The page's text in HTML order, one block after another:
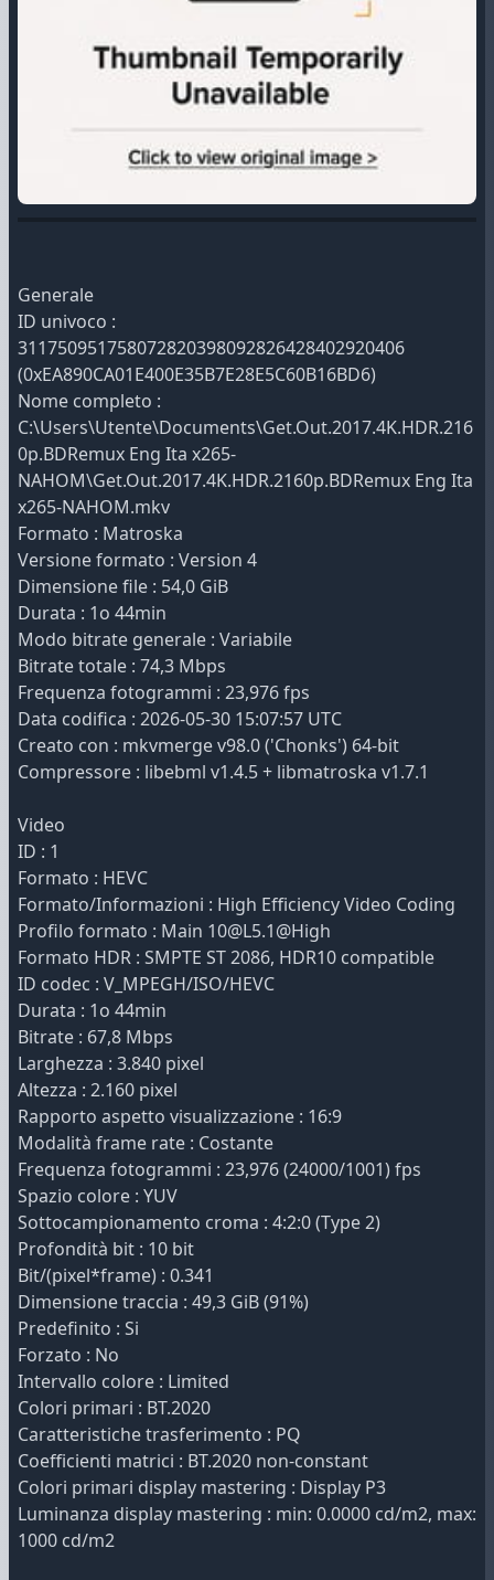
Generale
ID univoco :
311750951758072820398092826428402920406
(0xEA890CA01E400E35B7E28E5C60B16BD6)
Nome completo :
C:\Users\Utente\Documents\Get.Out.2017.4K.HDR.216
0p.BDRemux Eng Ita x265-
NAHOM\Get.Out.2017.4K.HDR.2160p.BDRemux Eng Ita
x265-NAHOM.mkv
Formato : Matroska
Versione formato : Version 4
Dimensione file : 54,0 GiB
Durata : 1o 44min
Modo bitrate generale : Variabile
Bitrate totale : 74,3 Mbps
Frequenza fotogrammi : 23,976 fps
Data codifica : 2026-05-30 15:07:57 UTC
Creato con : mkvmerge v98.0 ('Chonks') 64-bit
Compressore : libebml v1.4.5 + libmatroska v1.7.1
Video
ID : 1
Formato : HEVC
Formato/Informazioni : High Efficiency Video Coding
Profilo formato : Main 10@L5.1@High
Formato HDR : SMPTE ST 2086, HDR10 compatible
ID codec : V_MPEGH/ISO/HEVC
Durata : 1o 44min
Bitrate : 67,8 Mbps
Larghezza : 3.840 pixel
Altezza : 2.160 pixel
Rapporto aspetto visualizzazione : 16:9
Modalità frame rate : Costante
Frequenza fotogrammi : 23,976 (24000/1001) fps
Spazio colore : YUV
Sottocampionamento croma : 4:2:0 (Type 2)
Profondità bit : 10 bit
Bit/(pixel*frame) : 0.341
Dimensione traccia : 49,3 GiB (91%)
Predefinito : Si
Forzato : No
Intervallo colore : Limited
Colori primari : BT.2020
Caratteristiche trasferimento : PQ
Coefficienti matrici : BT.2020 non-constant
Colori primari display mastering : Display P3
Luminanza display mastering : min: 0.0000 cd/m2, max:
1000 cd/m2